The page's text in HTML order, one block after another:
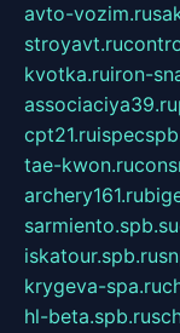
avto-vozim.ru
stroyavt.ru
kvotka.ruiron-
associaciya39.ru
cpt21.ru
tae-kwon.ru
archery161.ru
sarmiento.spb.su
iskatour.spb.ru
krygeva-spa.ru
hl-beta.spb.ru